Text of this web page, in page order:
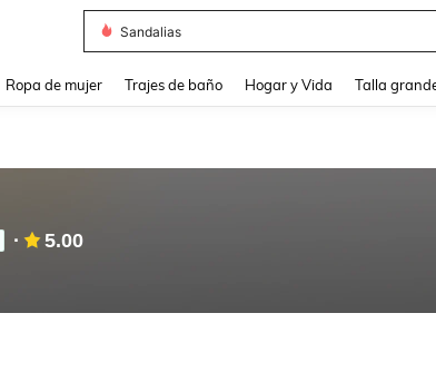
Sandalias
Ropa de mujer Trajes de baño Hogar y Vida Talla
5.00